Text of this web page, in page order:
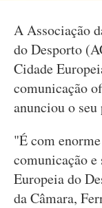
A Associação
do Desporto
Cidade
comunicação
anunciou o seu
"É com
comunicação
Europeia do
da Câmara,